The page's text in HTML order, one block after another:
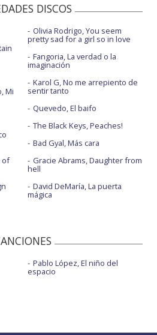
DISCOS
Mi
of
Olivia Rodrigo, You seem
pretty sad for a girl so in love
Fangoria, La verdad o la
imaginación
Karol G, No me arrepiento de
sentir tanto
Quevedo, El baifo
The Black Keys, Peaches!
Bad Gyal, Más cara
Gracie Abrams, Daughter from
hell
David DeMaría, La puerta
mágica
Pablo López, El niño del
espacio